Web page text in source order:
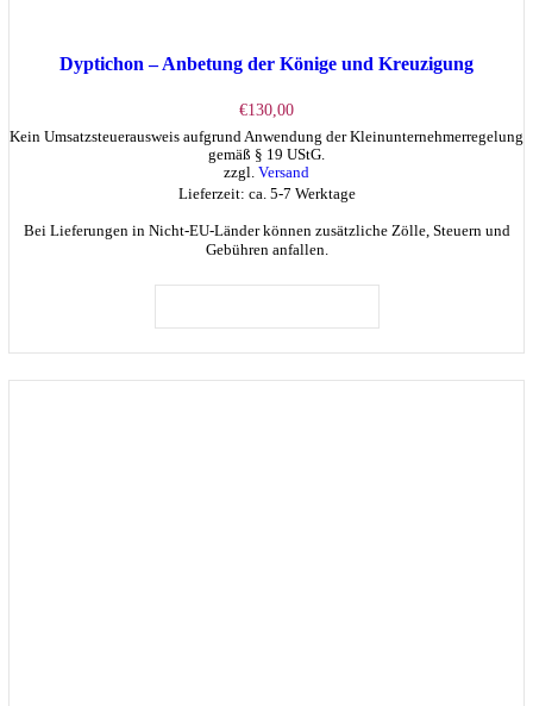
Dyptichon – Anbetung der Könige und Kreuzigung
€130,00
Kein Umsatzsteuerausweis aufgrund Anwendung der Kleinunternehmerregelung
gemäß § 19 UStG.
zzgl. Versand
Lieferzeit: ca. 5-7 Werktage
Bei Lieferungen in Nicht-EU-Länder können zusätzliche Zölle, Steuern und
Gebühren anfallen.